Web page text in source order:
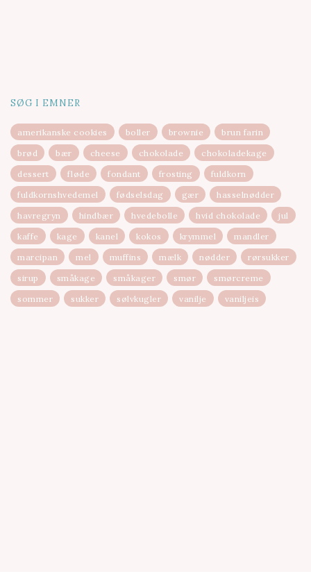
SØG I EMNER
amerikanske cookies boller brownie
brun farin
brød
bær cheese chokolade
chokoladekage
dessert
fløde fondant frosting
fuldkorn
fuldkornshvedemel
fødselsdag gær
hasselnødder
havregryn
hindbær hvedebolle hvid chokolade
jul
kaffe
kage kanel kokos krymmel
mandler
marcipan
mel muffins mælk nødder
rørsukker
sirup
småkage småkager smør
smørcreme
sommer
sukker sølvkugler vanilje vaniljeis